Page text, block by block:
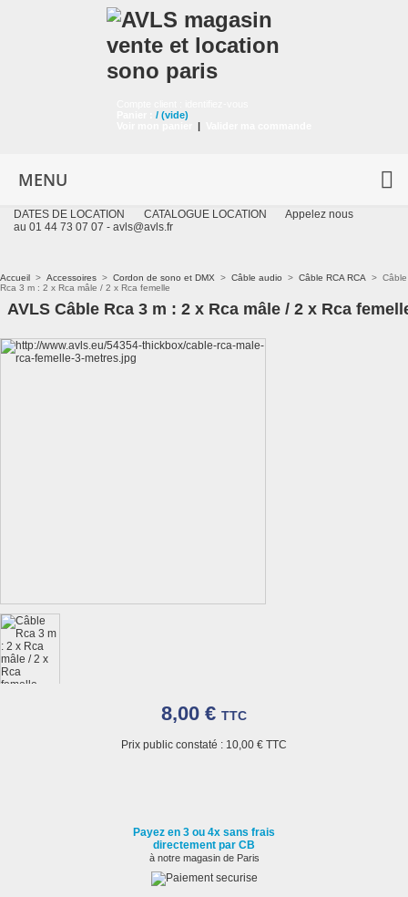
/ (vide)
|
MENU
DATES DE LOCATION CATALOGUE LOCATION
Appelez nous
au 01 44 73 07 07 - avls@avls.fr
Accueil > Accessoires > Cordon de sono et DMX > Câble audio > Câble RCA RCA > Câble
Rca 3 m : 2 x Rca mâle / 2 x Rca femelle
AVLS Câble Rca 3 m : 2 x Rca mâle / 2 x Rca
8,00 € TTC
Prix public constaté : 10,00 € TTC
Payez en 3 ou 4x sans frais
directement par CB
à notre magasin de Paris